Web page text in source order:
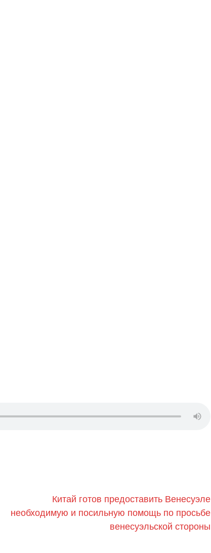
Китай готов предоставить Венесуэле
необходимую и посильную помощь по просьбе
венесуэльской стороны